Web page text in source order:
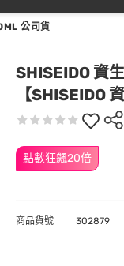
公司貨
SHISEIDO 資
【SHISEIDO
點數狂飆20倍
商品貨號 302879